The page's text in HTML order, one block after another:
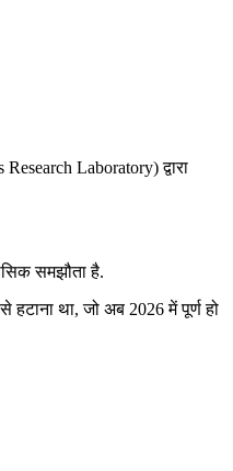
Laboratory) द्वारा
समझौता है.
था, जो अब 2026 में पूर्ण हो